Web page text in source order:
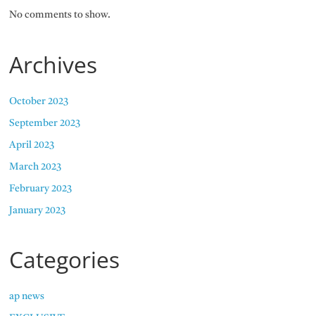
No comments to show.
Archives
October 2023
September 2023
April 2023
March 2023
February 2023
January 2023
Categories
ap news